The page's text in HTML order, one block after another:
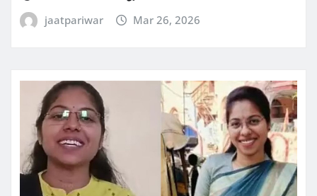
jaatpariwar Mar 26, 2026